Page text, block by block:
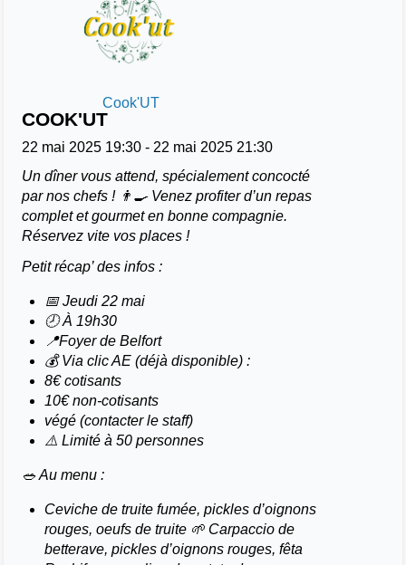
Cook'UT
COOK'UT
22 mai 2025 19:30 - 22 mai 2025 21:30
Un dîner vous attend, spécialement concocté
par nos chefs ! 👨‍🍳 Venez profiter d’un repas
complet et gourmet en bonne compagnie.
Réservez vite vos places !
Petit récap’ des infos :
📅 Jeudi 22 mai
🕗 À 19h30
📍Foyer de Belfort
💰 Via clic AE (déjà disponible) :
8€ cotisants
10€ non-cotisants
végé (contacter le staff)
⚠️ Limité à 50 personnes
🥗 Au menu :
Ceviche de truite fumée, pickles d’oignons
rouges, oeufs de truite 🌱 Carpaccio de
betterave, pickles d’oignons rouges, fêta